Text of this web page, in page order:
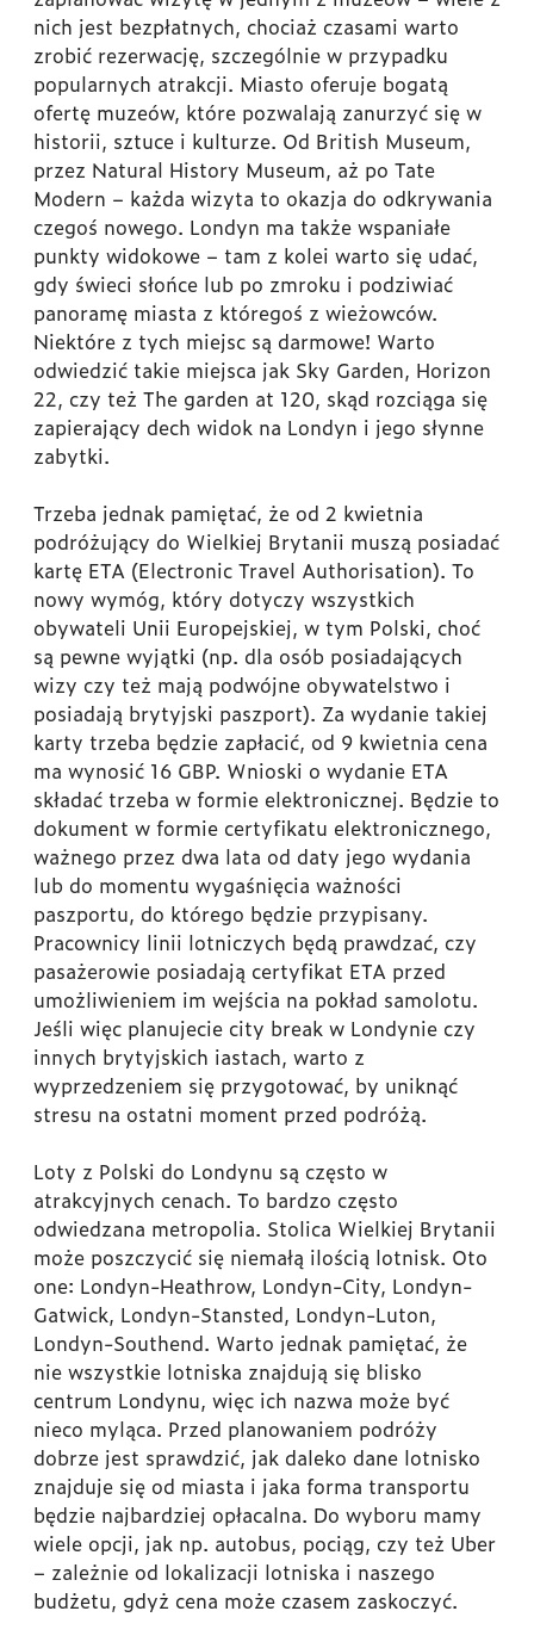
nich jest bezpłatnych, chociaż czasami warto
zrobić rezerwację, szczególnie w przypadku
popularnych atrakcji. Miasto oferuje bogatą
ofertę muzeów, które pozwalają zanurzyć się w
historii, sztuce i kulturze. Od British Museum,
przez Natural History Museum, aż po Tate
Modern – każda wizyta to okazja do odkrywania
czegoś nowego. Londyn ma także wspaniałe
punkty widokowe – tam z kolei warto się udać,
gdy świeci słońce lub po zmroku i podziwiać
panoramę miasta z któregoś z wieżowców.
Niektóre z tych miejsc są darmowe! Warto
odwiedzić takie miejsca jak Sky Garden, Horizon
22, czy też The garden at 120, skąd rozciąga się
zapierający dech widok na Londyn i jego słynne
zabytki.
Trzeba jednak pamiętać, że od 2 kwietnia
podróżujący do Wielkiej Brytanii muszą posiadać
kartę ETA (Electronic Travel Authorisation). To
nowy wymóg, który dotyczy wszystkich
obywateli Unii Europejskiej, w tym Polski, choć
są pewne wyjątki (np. dla osób posiadających
wizy czy też mają podwójne obywatelstwo i
posiadają brytyjski paszport). Za wydanie takiej
karty trzeba będzie zapłacić, od 9 kwietnia cena
ma wynosić 16 GBP. Wnioski o wydanie ETA
składać trzeba w formie elektronicznej. Będzie to
dokument w formie certyfikatu elektronicznego,
ważnego przez dwa lata od daty jego wydania
lub do momentu wygaśnięcia ważności
paszportu, do którego będzie przypisany.
Pracownicy linii lotniczych będą prawdzać, czy
pasażerowie posiadają certyfikat ETA przed
umożliwieniem im wejścia na pokład samolotu.
Jeśli więc planujecie city break w Londynie czy
innych brytyjskich iastach, warto z
wyprzedzeniem się przygotować, by uniknąć
stresu na ostatni moment przed podróżą.
Loty z Polski do Londynu są często w
atrakcyjnych cenach. To bardzo często
odwiedzana metropolia. Stolica Wielkiej Brytanii
może poszczycić się niemałą ilością lotnisk. Oto
one: Londyn-Heathrow, Londyn-City, Londyn-
Gatwick, Londyn-Stansted, Londyn-Luton,
Londyn-Southend. Warto jednak pamiętać, że
nie wszystkie lotniska znajdują się blisko
centrum Londynu, więc ich nazwa może być
nieco myląca. Przed planowaniem podróży
dobrze jest sprawdzić, jak daleko dane lotnisko
znajduje się od miasta i jaka forma transportu
będzie najbardziej opłacalna. Do wyboru mamy
wiele opcji, jak np. autobus, pociąg, czy też Uber
– zależnie od lokalizacji lotniska i naszego
budżetu, gdyż cena może czasem zaskoczyć.